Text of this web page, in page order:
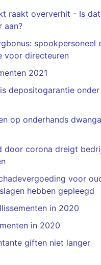
raakt oververhit - Is
aan?
spookpersoneel
voor directeuren
2021
depositogarantie
op onderhands
door corona dreigt
voor
hebben gepleegd
in 2020
in 2020
giften niet langer